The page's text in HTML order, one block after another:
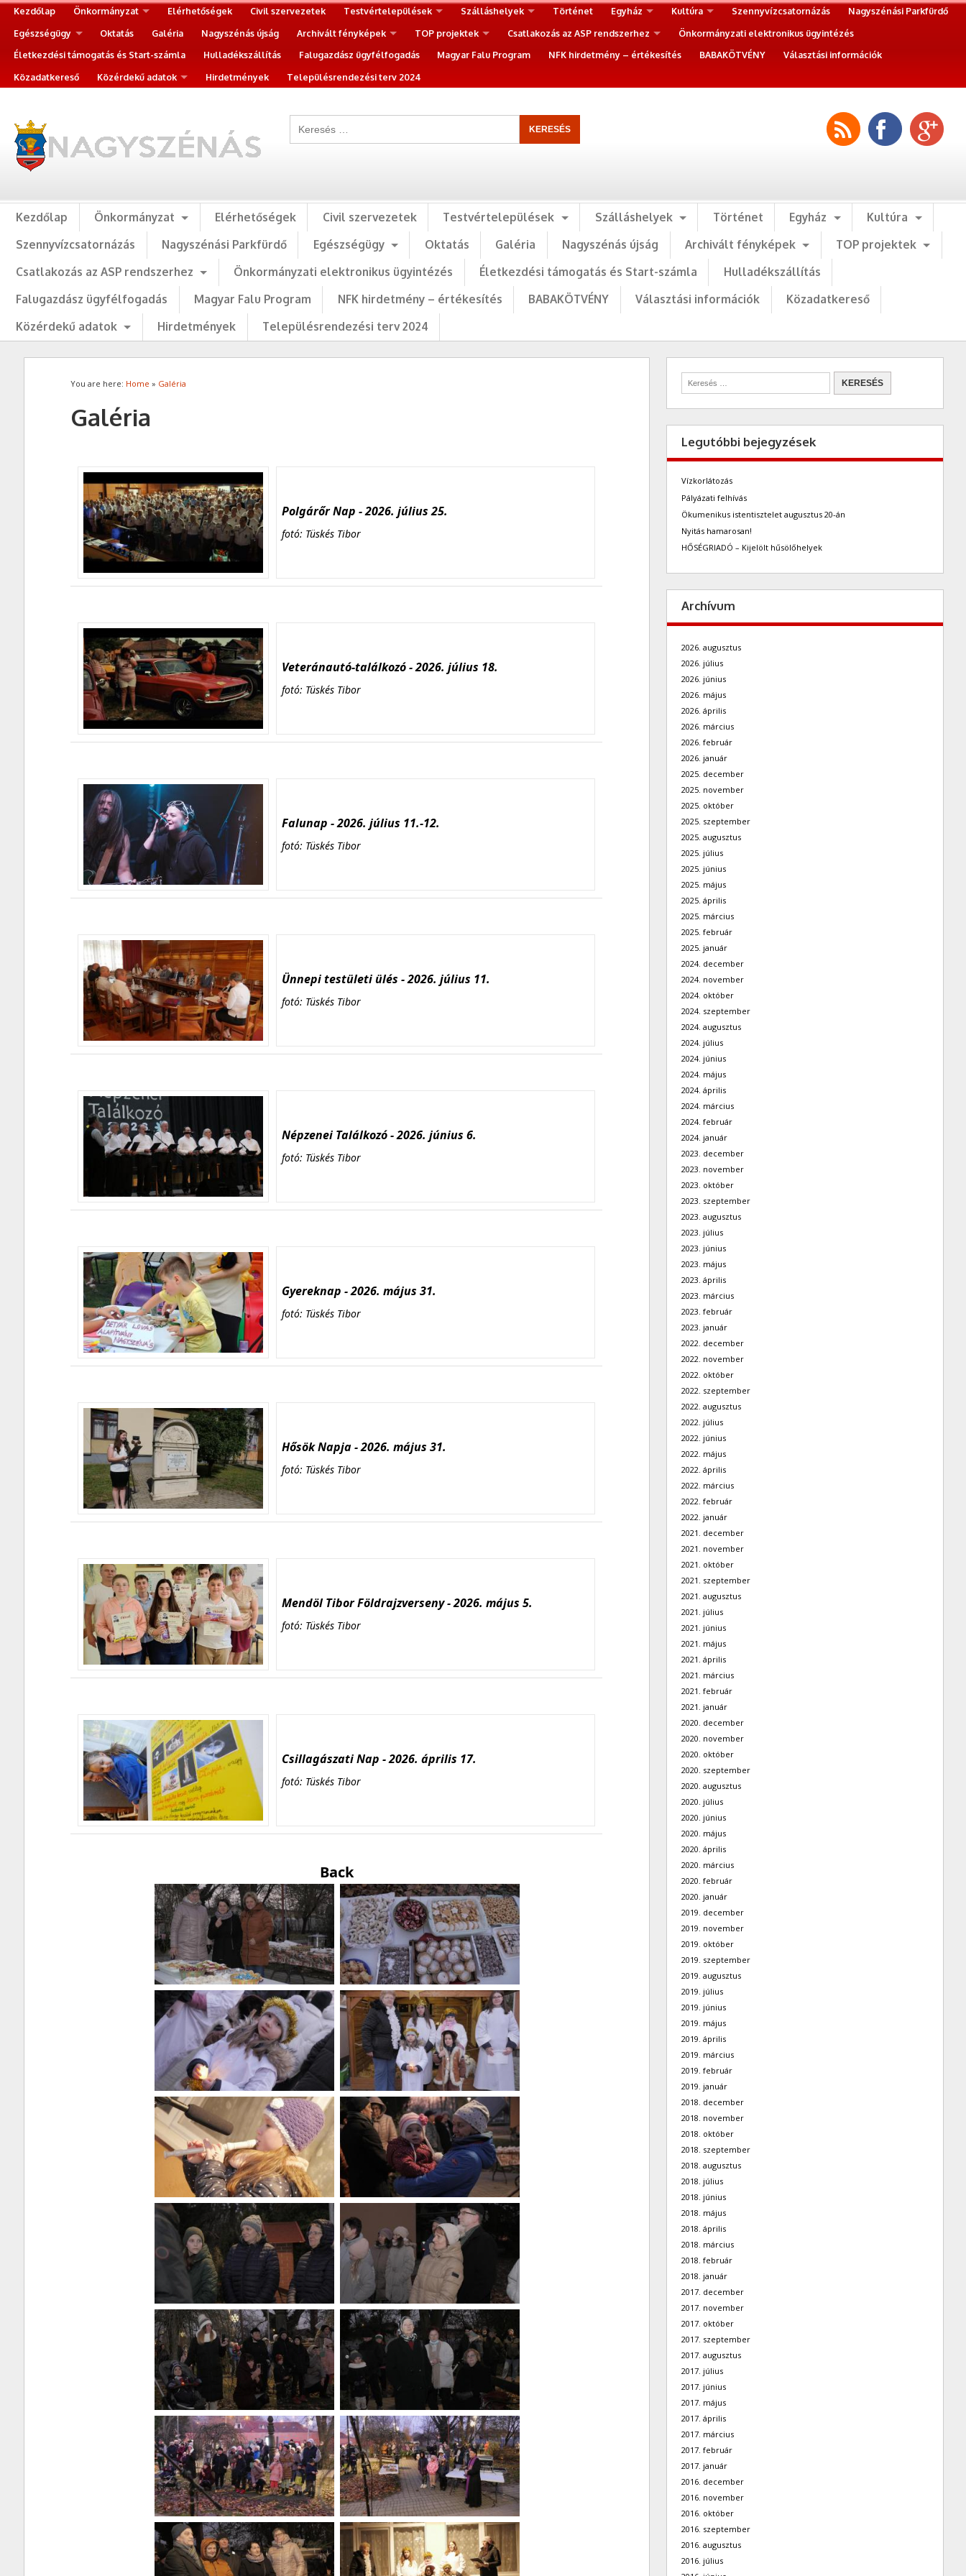
Kezdőlap Önkormányzat Elérhetőségek Civil szervezetek Testvértelepülések Szálláshelyek Történet Egyház Kultúra Szennyvízcsatornázás
Nagyszénási Parkfürdő
Egészségügy
Oktatás Galéria Nagyszénás újság Archivált fényképek TOP projektek Csatlakozás az ASP rendszerhez
Önkormányzati elektronikus ügyintézés
Életkezdési támogatás és Start-számla
Hulladékszállítás Falugazdász ügyfélfogadás Magyar Falu Program NFK hirdetmény – értékesítés BABAKÖTVÉNY
Választási információk
Közadatkereső
Közérdekű adatok Hirdetmények Településrendezési terv 2024
Kezdőlap Önkormányzat Elérhetőségek Civil szervezetek Testvértelepülések Szálláshelyek Történet Egyház
Kultúra
Szennyvízcsatornázás
Nagyszénási Parkfürdő Egészségügy Oktatás Galéria Nagyszénás újság Archivált fényképek
TOP projektek
Csatlakozás az ASP rendszerhez
Önkormányzati elektronikus ügyintézés Életkezdési támogatás és Start-számla
Hulladékszállítás
Falugazdász ügyfélfogadás
Magyar Falu Program NFK hirdetmény – értékesítés BABAKÖTVÉNY Választási információk
Közadatkereső
Közérdekű adatok
Hirdetmények Településrendezési terv 2024
You are here: Home » Galéria
Galéria
Polgárőr Nap - 2026. július 25.
fotó: Tüskés Tibor
Veteránautó-találkozó - 2026. július 18.
fotó: Tüskés Tibor
Falunap - 2026. július 11.-12.
fotó: Tüskés Tibor
Ünnepi testületi ülés - 2026. július 11.
fotó: Tüskés Tibor
Népzenei Találkozó - 2026. június 6.
fotó: Tüskés Tibor
Gyereknap - 2026. május 31.
fotó: Tüskés Tibor
Hősök Napja - 2026. május 31.
fotó: Tüskés Tibor
Mendöl Tibor Földrajzverseny - 2026. május 5.
fotó: Tüskés Tibor
Csillagászati Nap - 2026. április 17.
fotó: Tüskés Tibor
Back
Legutóbbi bejegyzések
Vízkorlátozás
Pályázati felhívás
Ökumenikus istentisztelet augusztus 20-án
Nyitás hamarosan!
HŐSÉGRIADÓ – Kijelölt hűsölőhelyek
Archívum
2026. augusztus
2026. július
2026. június
2026. május
2026. április
2026. március
2026. február
2026. január
2025. december
2025. november
2025. október
2025. szeptember
2025. augusztus
2025. július
2025. június
2025. május
2025. április
2025. március
2025. február
2025. január
2024. december
2024. november
2024. október
2024. szeptember
2024. augusztus
2024. július
2024. június
2024. május
2024. április
2024. március
2024. február
2024. január
2023. december
2023. november
2023. október
2023. szeptember
2023. augusztus
2023. július
2023. június
2023. május
2023. április
2023. március
2023. február
2023. január
2022. december
2022. november
2022. október
2022. szeptember
2022. augusztus
2022. július
2022. június
2022. május
2022. április
2022. március
2022. február
2022. január
2021. december
2021. november
2021. október
2021. szeptember
2021. augusztus
2021. július
2021. június
2021. május
2021. április
2021. március
2021. február
2021. január
2020. december
2020. november
2020. október
2020. szeptember
2020. augusztus
2020. július
2020. június
2020. május
2020. április
2020. március
2020. február
2020. január
2019. december
2019. november
2019. október
2019. szeptember
2019. augusztus
2019. július
2019. június
2019. május
2019. április
2019. március
2019. február
2019. január
2018. december
2018. november
2018. október
2018. szeptember
2018. augusztus
2018. július
2018. június
2018. május
2018. április
2018. március
2018. február
2018. január
2017. december
2017. november
2017. október
2017. szeptember
2017. augusztus
2017. július
2017. június
2017. május
2017. április
2017. március
2017. február
2017. január
2016. december
2016. november
2016. október
2016. szeptember
2016. augusztus
2016. július